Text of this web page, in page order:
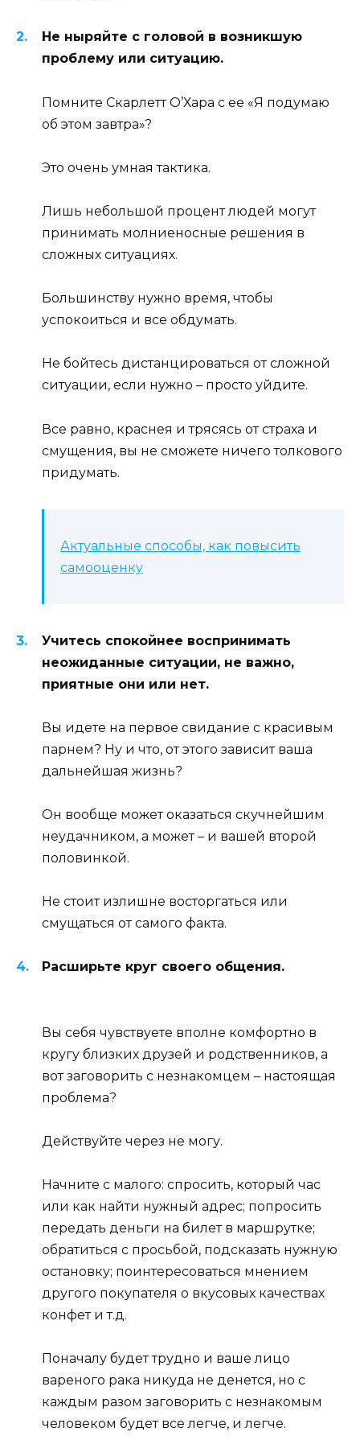
Не ныряйте с головой в возникшую
проблему или ситуацию.
Помните Скарлетт О’Хара с ее «Я подумаю
об этом завтра»?
Это очень умная тактика.
Лишь небольшой процент людей могут
принимать молниеносные решения в
сложных ситуациях.
Большинству нужно время, чтобы
успокоиться и все обдумать.
Не бойтесь дистанцироваться от сложной
ситуации, если нужно – просто уйдите.
Все равно, краснея и трясясь от страха и
смущения, вы не сможете ничего толкового
придумать.
Актуальные способы, как повысить
самооценку
Учитесь спокойнее воспринимать
неожиданные ситуации, не важно,
приятные они или нет.
Вы идете на первое свидание с красивым
парнем? Ну и что, от этого зависит ваша
дальнейшая жизнь?
Он вообще может оказаться скучнейшим
неудачником, а может – и вашей второй
половинкой.
Не стоит излишне восторгаться или
смущаться от самого факта.
Расширьте круг своего общения.
Вы себя чувствуете вполне комфортно в
кругу близких друзей и родственников, а
вот заговорить с незнакомцем – настоящая
проблема?
Действуйте через не могу.
Начните с малого: спросить, который час
или как найти нужный адрес; попросить
передать деньги на билет в маршрутке;
обратиться с просьбой, подсказать нужную
остановку; поинтересоваться мнением
другого покупателя о вкусовых качествах
конфет и т.д.
Поначалу будет трудно и ваше лицо
вареного рака никуда не денется, но с
каждым разом заговорить с незнакомым
человеком будет все легче, и легче.